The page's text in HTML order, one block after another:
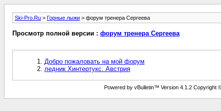
Ski-Pro.Ru > Горные лыжи > форум тренера Сергеева
Просмотр полной версии : форум тренера Сергеева
Добро пожаловать на мой форум
ледник Хинтертукс. Австрия
Powered by vBulletin™ Version 4.1.2 Copyright